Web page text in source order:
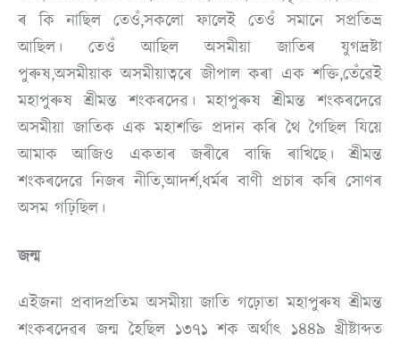
ৰ কি নাছিল তেওঁ,সকলো ফালেই তেওঁ সমানে সপ্ৰতিভ্ৰ
আছিল। তেওঁ আছিল অসমীয়া জাতিৰ যুগদ্ৰষ্টা
পুৰুষ,অসমীয়াক অসমীয়াত্বৰে জীপাল কৰা এক শক্তি,তেঁৱেই
মহাপুৰুষ শ্ৰীমন্ত শংকৰদেৱ। মহাপুৰুষ শ্ৰীমন্ত শংকৰদেৱে
অসমীয়া জাতিক এক মহাশক্তি প্রদান কৰি থৈ গৈছিল যিয়ে
আমাক আজিও একতাৰ জৰীৰে বান্ধি ৰাখিছে। শ্ৰীমন্ত
শংকৰদেৱে নিজৰ নীতি,আদৰ্শ,ধৰ্মৰ বাণী প্ৰচাৰ কৰি সোণৰ
অসম গঢ়িছিল।
জন্ম
এইজনা প্ৰবাদপ্ৰতিম অসমীয়া জাতি গঢ়োতা মহাপুৰুষ শ্ৰীমন্ত
শংকৰদেৱৰ জন্ম হৈছিল ১৩৭১ শক অৰ্থাৎ ১৪৪৯ খ্ৰীষ্টাব্দত